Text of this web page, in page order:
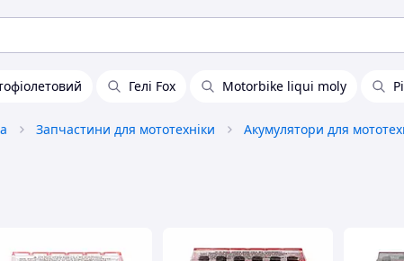
Гелі Fox Motorbike liqui moly
Запчастини для мототехніки Акумулятори для